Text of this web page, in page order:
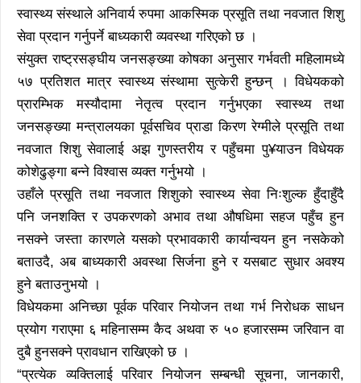
स्वास्थ्य संस्थाले अनिवार्य रुपमा आकस्मिक प्रसूति तथा नवजात शिशु
सेवा प्रदान गर्नुपर्ने बाध्यकारी व्यवस्था गरिएको छ ।
संयुक्त राष्ट्रसङ्घीय जनसङ्ख्या कोषका अनुसार गर्भवती महिलामध्ये
५७ प्रतिशत मात्र स्वास्थ्य संस्थामा सुत्केरी हुन्छन् । विधेयकको
प्रारम्भिक मस्यौदामा नेतृत्व प्रदान गर्नुभएका स्वास्थ्य तथा
जनसङ्ख्या मन्त्रालयका पूर्वसचिव प्राडा किरण रेग्मीले प्रसूति तथा
नवजात शिशु सेवालाई अझ गुणस्तरीय र पहुँचमा पु¥याउन विधेयक
कोशेढुङ्गा बन्ने विश्वास व्यक्त गर्नुभयो ।
उहाँले प्रसूति तथा नवजात शिशुको स्वास्थ्य सेवा निःशुल्क हुँदाहुँदै
पनि जनशक्ति र उपकरणको अभाव तथा औषधिमा सहज पहुँच हुन
नसक्ने जस्ता कारणले यसको प्रभावकारी कार्यान्वयन हुन नसकेको
बताउदै, अब बाध्यकारी अवस्था सिर्जना हुने र यसबाट सुधार अवश्य
हुने बताउनुभयो ।
विधेयकमा अनिच्छा पूर्वक परिवार नियोजन तथा गर्भ निरोधक साधन
प्रयोग गराएमा ६ महिनासम्म कैद अथवा रु ५० हजारसम्म जरिवान वा
दुबै हुनसक्ने प्रावधान राखिएको छ ।
“प्रत्येक व्यक्तिलाई परिवार नियोजन सम्बन्धी सूचना, जानकारी,